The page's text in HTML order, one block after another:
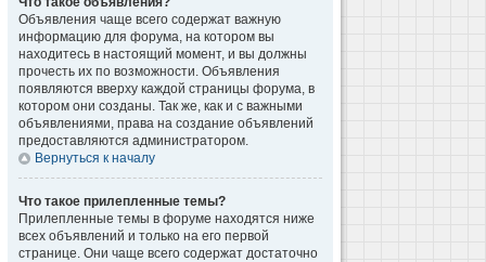
Объявления чаще всего содержат важную
информацию для форума, на котором вы
находитесь в настоящий момент, и вы должны
прочесть их по возможности. Объявления
появляются вверху каждой страницы форума, в
котором они созданы. Так же, как и с важными
объявлениями, права на создание объявлений
предоставляются администратором.
Вернуться к началу
Что такое прилепленные темы?
Прилепленные темы в форуме находятся ниже
всех объявлений и только на его первой
странице. Они чаще всего содержат достаточно